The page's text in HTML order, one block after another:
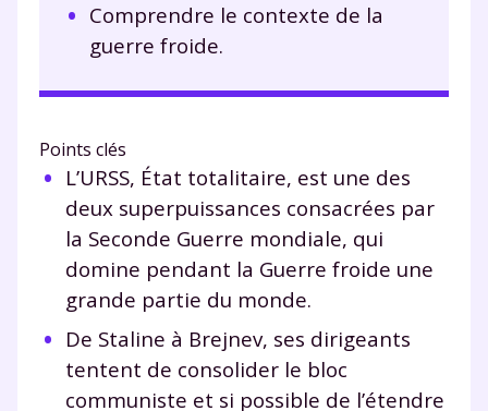
Comprendre le contexte de la
guerre froide.
Points clés
L’URSS, État totalitaire, est une des
deux superpuissances consacrées par
la Seconde Guerre mondiale, qui
domine pendant la Guerre froide une
grande partie du monde.
De Staline à Brejnev, ses dirigeants
tentent de consolider le bloc
communiste et si possible de l’étendre